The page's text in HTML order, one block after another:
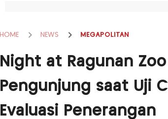
HOME NEWS MEGAPOLITAN
Night at Ragunan
Pengunjung saat Uji
Evaluasi Penerangan